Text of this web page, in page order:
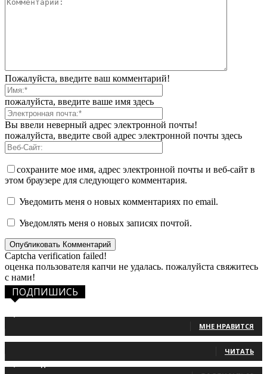
Пожалуйста, введите ваш комментарий!
пожалуйста, введите ваше имя здесь
Вы ввели неверный адрес электронной почты!
пожалуйста, введите свой адрес электронной почты здесь
сохраните мое имя, адрес электронной почты и веб-сайт в
этом браузере для следующего комментария.
Уведомить меня о новых комментариях по email.
Уведомлять меня о новых записях почтой.
Captcha verification failed!
оценка пользователя капчи не удалась. пожалуйста свяжитесь
с нами!
ПОДПИШИСЬ
МНЕ НРАВИТСЯ
ЧИТАТЬ